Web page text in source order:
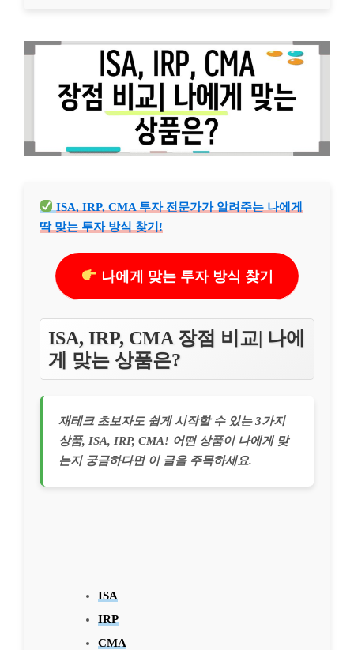
ISA, IRP, CMA 투자 전문가가 알려주는 나에게
딱 맞는 투자 방식 찾기!
나에게 맞는 투자 방식 찾기
ISA, IRP, CMA 장점 비교| 나에
게 맞는 상품은?
재테크 초보자도 쉽게 시작할 수 있는 3가지
상품, ISA, IRP, CMA! 어떤 상품이 나에게 맞
는지 궁금하다면 이 글을 주목하세요.
ISA
IRP
CMA